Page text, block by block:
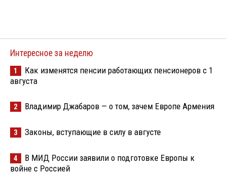
Интересное за неделю
1
Как изменятся пенсии работающих пенсионеров с 1
августа
2 Владимир Джабаров — о том, зачем Европе Армения
3 Законы, вступающие в силу в августе
4
В МИД России заявили о подготовке Европы к
войне с Россией